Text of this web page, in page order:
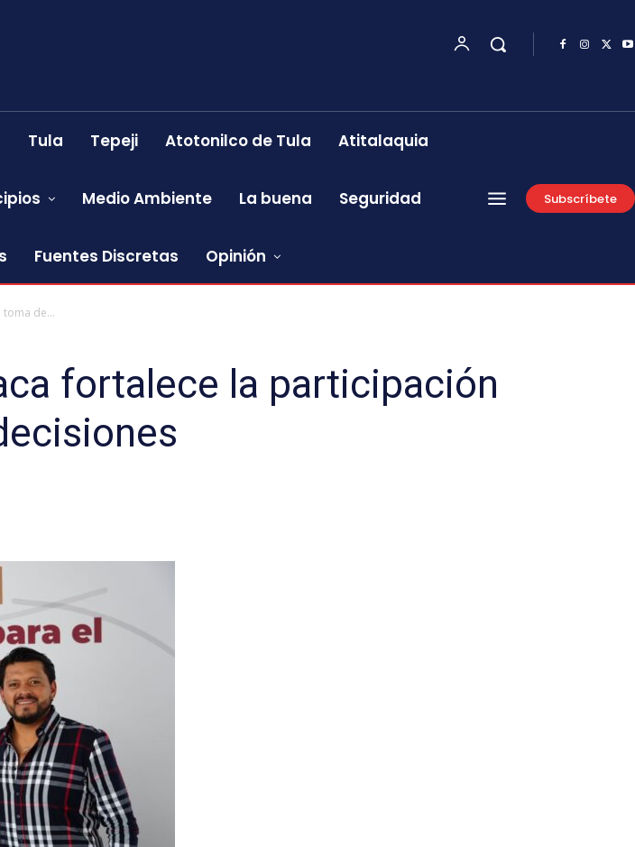
Tula Tepeji Atotonilco de Tula Atitalaquia
Medio Ambiente La buena Seguridad
Fuentes Discretas Opinión
Subscríbete
de...
fortalece la participación